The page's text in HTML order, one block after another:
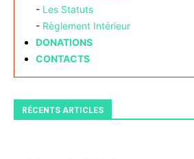
- Les Statuts
- Règlement Intérieur
DONATIONS
CONTACTS
RÉCENTS ARTICLES